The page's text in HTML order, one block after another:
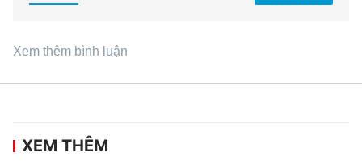
Xem thêm bình luận
XEM THÊM